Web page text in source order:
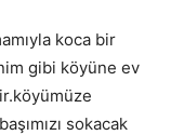
koca bir
gibi köyüne ev
sokacak